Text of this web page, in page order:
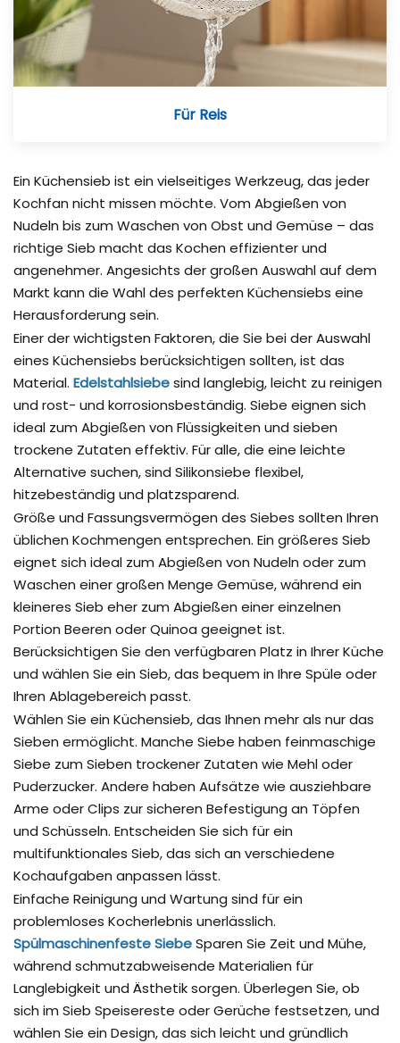
Für Reis
Ein Küchensieb ist ein vielseitiges Werkzeug, das jeder
Kochfan nicht missen möchte. Vom Abgießen von
Nudeln bis zum Waschen von Obst und Gemüse – das
richtige Sieb macht das Kochen effizienter und
angenehmer. Angesichts der großen Auswahl auf dem
Markt kann die Wahl des perfekten Küchensiebs eine
Herausforderung sein.
Einer der wichtigsten Faktoren, die Sie bei der Auswahl
eines Küchensiebs berücksichtigen sollten, ist das
Material. Edelstahlsiebesind langlebig, leicht zu reinigen
und rost- und korrosionsbeständig. Siebe eignen sich
ideal zum Abgießen von Flüssigkeiten und sieben
trockene Zutaten effektiv. Für alle, die eine leichte
Alternative suchen, sind Silikonsiebe flexibel,
hitzebeständig und platzsparend.
Größe und Fassungsvermögen des Siebes sollten Ihren
üblichen Kochmengen entsprechen. Ein größeres Sieb
eignet sich ideal zum Abgießen von Nudeln oder zum
Waschen einer großen Menge Gemüse, während ein
kleineres Sieb eher zum Abgießen einer einzelnen
Portion Beeren oder Quinoa geeignet ist.
Berücksichtigen Sie den verfügbaren Platz in Ihrer Küche
und wählen Sie ein Sieb, das bequem in Ihre Spüle oder
Ihren Ablagebereich passt.
Wählen Sie ein Küchensieb, das Ihnen mehr als nur das
Sieben ermöglicht. Manche Siebe haben feinmaschige
Siebe zum Sieben trockener Zutaten wie Mehl oder
Puderzucker. Andere haben Aufsätze wie ausziehbare
Arme oder Clips zur sicheren Befestigung an Töpfen
und Schüsseln. Entscheiden Sie sich für ein
multifunktionales Sieb, das sich an verschiedene
Kochaufgaben anpassen lässt.
Einfache Reinigung und Wartung sind für ein
problemloses Kocherlebnis unerlässlich.
Spülmaschinenfeste SiebeSparen Sie Zeit und Mühe,
während schmutzabweisende Materialien für
Langlebigkeit und Ästhetik sorgen. Überlegen Sie, ob
sich im Sieb Speisereste oder Gerüche festsetzen, und
wählen Sie ein Design, das sich leicht und gründlich